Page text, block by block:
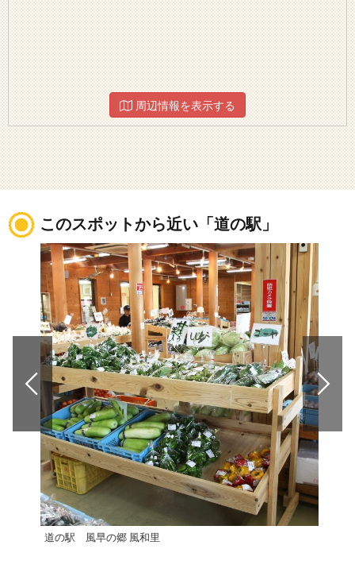
周辺情報を表示する
このスポットから近い「道の駅」
道の駅 風早の郷 風和里